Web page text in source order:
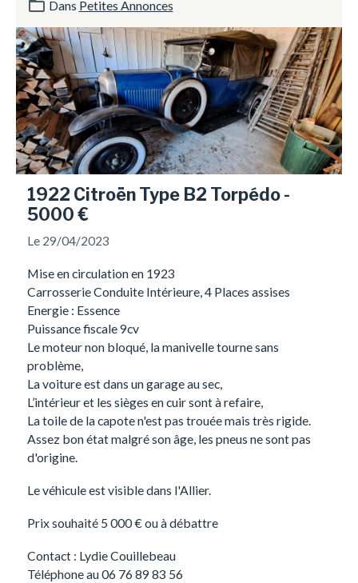
Dans Petites Annonces
1922 Citroën Type B2 Torpédo -
5000 €
Le 29/04/2023
Mise en circulation en 1923
Carrosserie Conduite Intérieure, 4 Places assises
Energie : Essence
Puissance fiscale 9cv
Le moteur non bloqué, la manivelle tourne sans
problème,
La voiture est dans un garage au sec,
L’intérieur et les sièges en cuir sont à refaire,
La toile de la capote n'est pas trouée mais très rigide.
Assez bon état malgré son âge, les pneus ne sont pas
d'origine.
Le véhicule est visible dans l'Allier.
Prix souhaité 5 000 € ou à débattre
Contact : Lydie Couillebeau
Téléphone au 06 76 89 83 56